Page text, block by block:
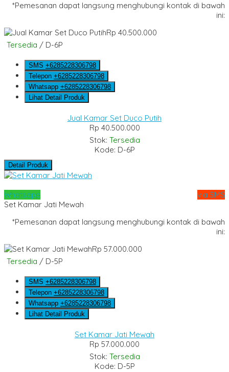
*Pemesanan dapat langsung menghubungi kontak di bawah
ini:
Rp 40.500.000
Tersedia / D-6P
SMS +6285228306798
Telepon +6285228306798
Whatsapp +6285228306798
Lihat Detail Produk
Jual Kamar Set Duco Putih
Rp 40.500.000
Stok: Tersedia
Kode: D-6P
Detail Produk
Whatsapp
via SMS
Set Kamar Jati Mewah
*Pemesanan dapat langsung menghubungi kontak di bawah
ini:
Rp 57.000.000
Tersedia / D-5P
SMS +6285228306798
Telepon +6285228306798
Whatsapp +6285228306798
Lihat Detail Produk
Set Kamar Jati Mewah
Rp 57.000.000
Stok: Tersedia
Kode: D-5P